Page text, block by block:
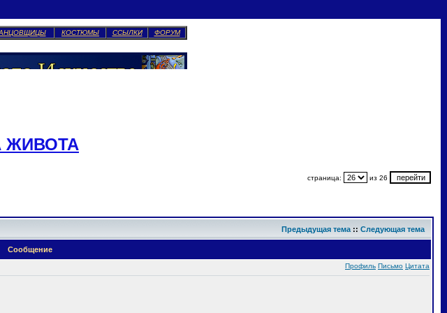
КОСТЮМЫ ССЫЛКИ ФОРУМ
ЖИВОТА
страница: из 26
Предыдущая тема :: Следующая тема
Сообщение
Профиль Письмо Цитата